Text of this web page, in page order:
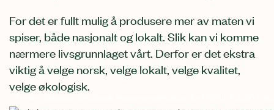
For det er fullt mulig å produsere mer av maten vi
spiser, både nasjonalt og lokalt. Slik kan vi komme
nærmere livsgrunnlaget vårt. Derfor er det ekstra
viktig å velge norsk, velge lokalt, velge kvalitet,
velge økologisk.